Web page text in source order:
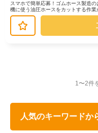
スマホで簡単応募！ゴムホース製造
機に使う油圧ホースをカットする作
指示に従って操作します。→金具を取
1〜2件
人気のキーワードか